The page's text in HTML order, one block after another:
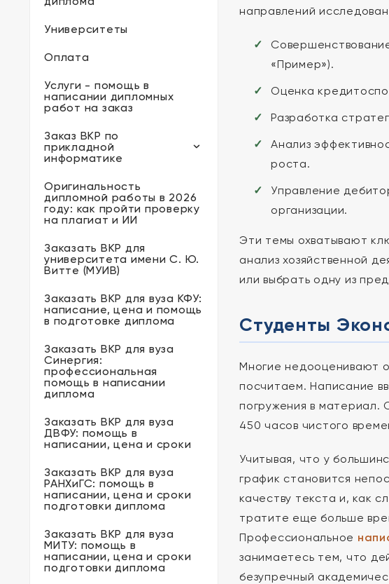
Университеты
Оплата
Услуги - помощь в
написании дипломных
работ на заказ
Заказ ВКР по
прикладной
информатике
Оригинальность
дипломной работы в 2026
году: как пройти проверку
на плагиат и ИИ
Заказать ВКР для
университета имени С. Ю.
Витте (МУИВ)
Заказать ВКР для вуза КФУ:
написание, цена и помощь
в подготовке диплома
Заказать ВКР для вуза
Синергия:
профессиональная
помощь в написании
диплома
Заказать ВКР для вуза
ДВФУ: помощь в
написании, цена и сроки
Заказать ВКР для вуза
РАНХиГС: помощь в
написании, цена и сроки
подготовки диплома
Заказать ВКР для вуза
МИТУ: помощь в
написании, цена и сроки
подготовки диплома
направлений
«Пример»).
Оценка
Разработка
Анализ
роста.
Управление
организации.
Эти темы охватывают
анализ хозяйственной
или выбрать одну из
Студенты
Многие недооценивают
посчитаем. Написание
погружения в материал.
450 часов чистого
Учитывая, что у
график становится
качеству текста и, как
тратите еще больше
Профессиональное
занимаетесь тем, что
безупречный